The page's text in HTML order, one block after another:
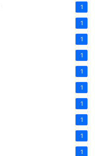
1
1
1
1
1
1
1
1
1
1